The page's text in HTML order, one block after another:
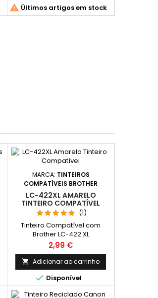
 Últimos artigos em stock
MARCA: TINTEIROS
COMPATÍVEIS BROTHER
LC-422XL AMARELO
TINTEIRO COMPATÍVEL
(1)
Tinteiro Compatível com
Brother LC-422 XL
Cor: Amarelo Rendimento
Médio: 1.500 Páginas* *(Média
com base na norma ISO/IEC
24711 e impressão contínua. O
rendimento real varia
consideravelmente com base
Preço
2,99 €
 Adicionar ao carrinho
 Disponível